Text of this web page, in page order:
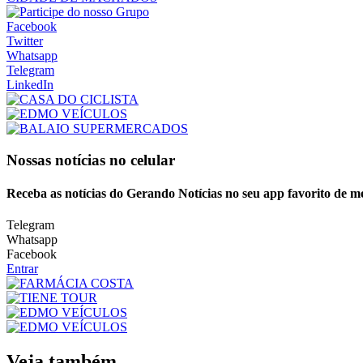
Facebook
Twitter
Whatsapp
Telegram
LinkedIn
Nossas notícias no celular
Receba as notícias do Gerando Notícias no seu app favorito de
Telegram
Whatsapp
Facebook
Entrar